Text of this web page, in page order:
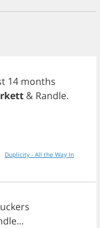
14 months
& Randle.
Duplicity - All the Way In
...